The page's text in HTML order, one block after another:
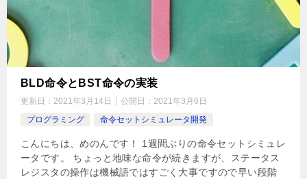
BLD命令とBST命令の実装
更新日： 2021年3月14日 公開日： 2021年3月6日
プログラミング
命令セットシミュレータ開発
こんにちは、めのんです！ 1週間ぶりの命令セットシミュレ
ータです。 ちょっと地味な命令が続きますが、ステータス
レジスタの操作は機械語ではすごく大事ですので早い段階